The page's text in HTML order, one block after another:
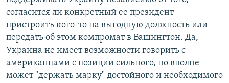
согласится ли конкретный ее президент
пристроить кого-то на выгодную должность или
передать об этом компромат в Вашингтон. Да,
Украина не имеет возможности говорить с
американцами с позиции сильного, но вполне
может "держать марку" достойного и необходимого